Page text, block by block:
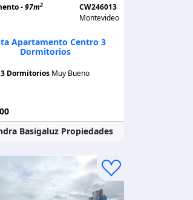
-97m2
CW246013
Montevideo
Apartamento Centro 3
Dormitorios
3 Dormitorios Muy Bueno
Basigaluz Propiedades